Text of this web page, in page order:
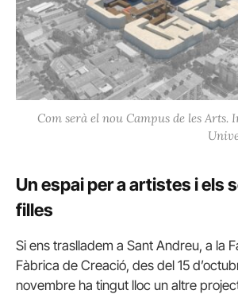
Com serà el nou Campus de les Arts.
Un espai per a artistes i els
filles
Si ens traslladem a Sant Andreu, a la
Fàbrica de Creació, des del 15
novembre ha tingut lloc un altre